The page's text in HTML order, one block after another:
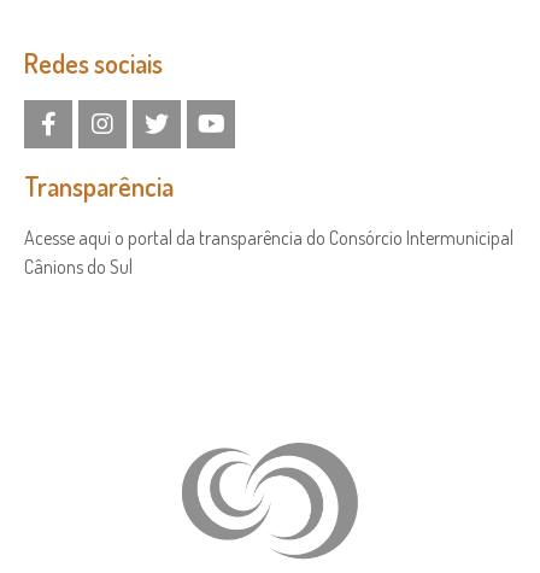
Redes sociais
Transparência
Acesse aqui o portal da transparência do Consórcio Intermunicipal
Cânions do Sul